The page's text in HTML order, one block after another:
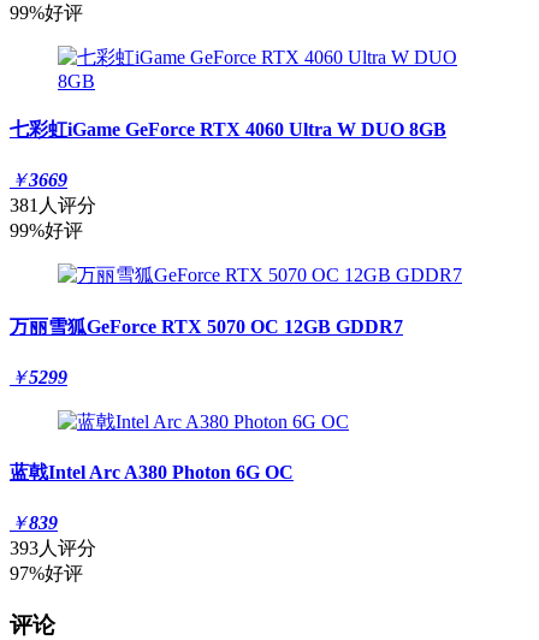
99%好评
七彩虹iGame GeForce RTX 4060 Ultra W DUO 8GB
￥3669
381人评分
99%好评
万丽雪狐GeForce RTX 5070 OC 12GB GDDR7
￥5299
蓝戟Intel Arc A380 Photon 6G OC
￥839
393人评分
97%好评
评论